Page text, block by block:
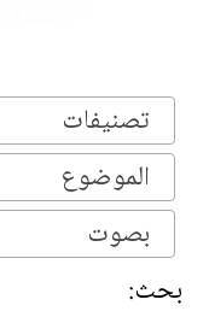
تصنيفات
الموضوع
بصوت
بحث: